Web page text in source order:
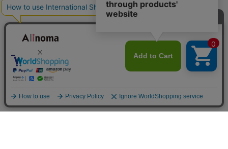
インフォメーション
運営会社
ご利用規約
お問い合わせ
企業様お問い合わせ
個人情報の取り扱い